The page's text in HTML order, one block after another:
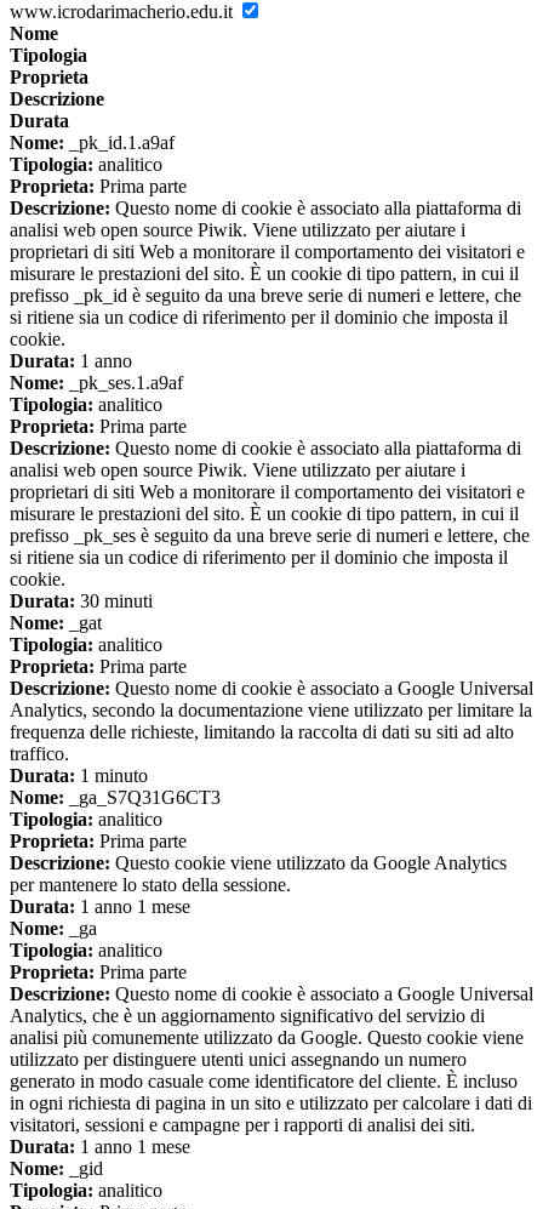
www.icrodarimacherio.edu.it
Nome
Tipologia
Proprieta
Descrizione
Durata
Nome: _pk_id.1.a9af
Tipologia: analitico
Proprieta: Prima parte
Descrizione: Questo nome di cookie è associato alla piattaforma di
analisi web open source Piwik. Viene utilizzato per aiutare i
proprietari di siti Web a monitorare il comportamento dei visitatori e
misurare le prestazioni del sito. È un cookie di tipo pattern, in cui il
prefisso _pk_id è seguito da una breve serie di numeri e lettere, che
si ritiene sia un codice di riferimento per il dominio che imposta il
cookie.
Durata: 1 anno
Nome: _pk_ses.1.a9af
Tipologia: analitico
Proprieta: Prima parte
Descrizione: Questo nome di cookie è associato alla piattaforma di
analisi web open source Piwik. Viene utilizzato per aiutare i
proprietari di siti Web a monitorare il comportamento dei visitatori e
misurare le prestazioni del sito. È un cookie di tipo pattern, in cui il
prefisso _pk_ses è seguito da una breve serie di numeri e lettere, che
si ritiene sia un codice di riferimento per il dominio che imposta il
cookie.
Durata: 30 minuti
Nome: _gat
Tipologia: analitico
Proprieta: Prima parte
Descrizione: Questo nome di cookie è associato a Google Universal
Analytics, secondo la documentazione viene utilizzato per limitare la
frequenza delle richieste, limitando la raccolta di dati su siti ad alto
traffico.
Durata: 1 minuto
Nome: _ga_S7Q31G6CT3
Tipologia: analitico
Proprieta: Prima parte
Descrizione: Questo cookie viene utilizzato da Google Analytics
per mantenere lo stato della sessione.
Durata: 1 anno 1 mese
Nome: _ga
Tipologia: analitico
Proprieta: Prima parte
Descrizione: Questo nome di cookie è associato a Google Universal
Analytics, che è un aggiornamento significativo del servizio di
analisi più comunemente utilizzato da Google. Questo cookie viene
utilizzato per distinguere utenti unici assegnando un numero
generato in modo casuale come identificatore del cliente. È incluso
in ogni richiesta di pagina in un sito e utilizzato per calcolare i dati di
visitatori, sessioni e campagne per i rapporti di analisi dei siti.
Durata: 1 anno 1 mese
Nome: _gid
Tipologia: analitico